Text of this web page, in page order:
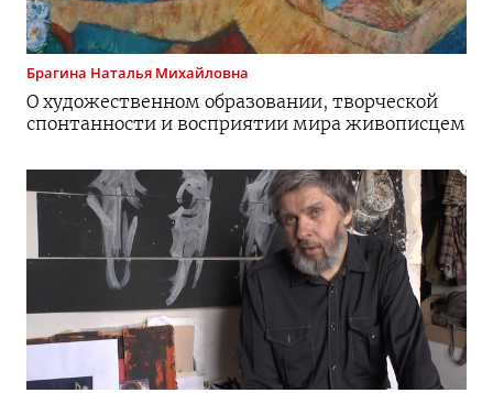
Брагина Наталья Михайловна
О художественном образовании, творческой
спонтанности и восприятии мира живописцем